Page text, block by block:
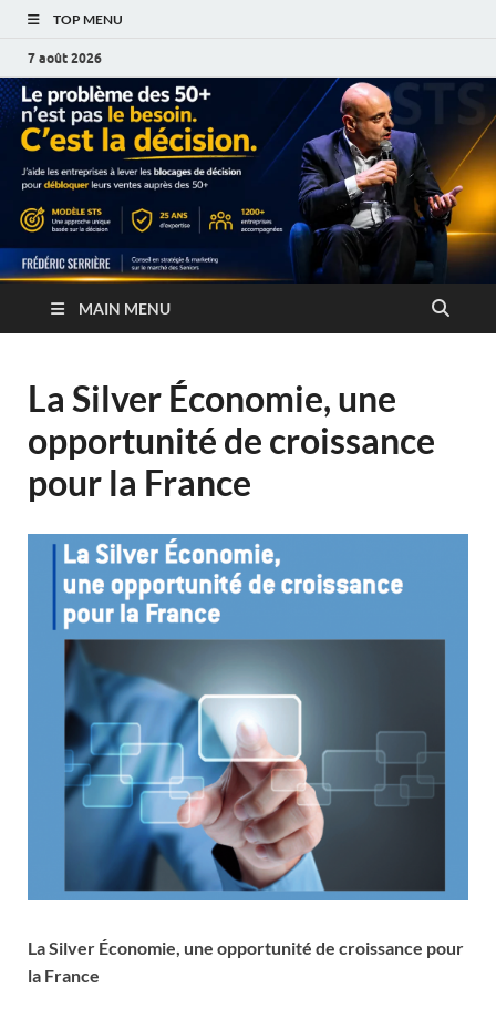
TOP MENU
7 août 2026
MAIN MENU
La Silver Économie, une
opportunité de croissance
pour la France
La Silver Économie, une opportunité de croissance pour
la France